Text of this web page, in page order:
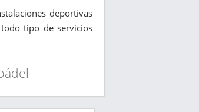
deportivas
tipo de servicios